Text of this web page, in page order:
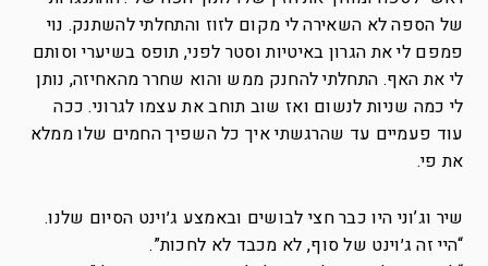
של הספה לא השאירה לי מקום לזוז והתחלתי להשתנק. נוי
פמפם לי את הגרון באיטיות וסטר לפני, תופס בשיערי וסותם
לי את האף. התחלתי להחנק ממש והוא שחרר מהאחיזה, נותן
לי כמה שניות לנשום ואז שוב תוחב את עצמו לגרוני. ככה
עוד פעמיים עד שהרגשתי איך כל השפיך החמים שלו ממלא
את פי.
שיר וג’וני היו כבר חצי לבושים ובאמצע ג׳וינט הסיום שלנו.
“היי זה ג׳וינט של סוף, לא מכבד לא לחכות”.